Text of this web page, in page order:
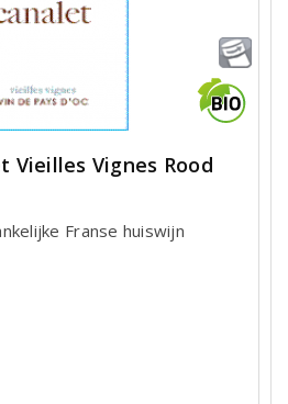
Vieilles Vignes Rood
Franse huiswijn